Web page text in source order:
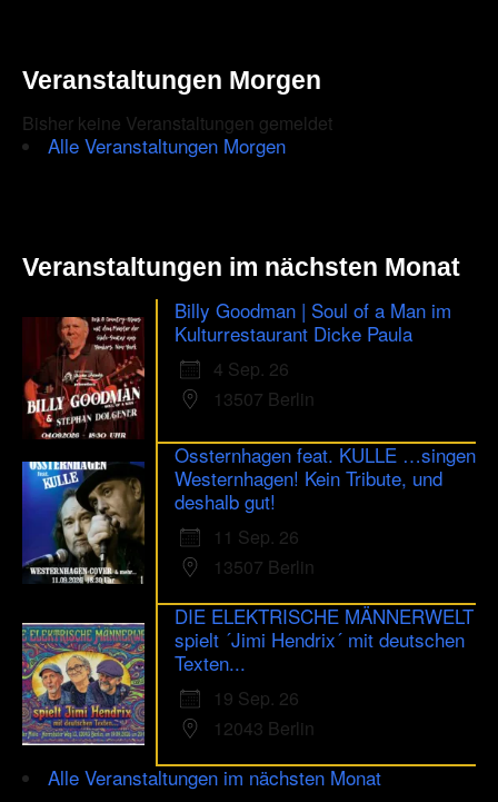
are
human.
Veranstaltungen Morgen
Bisher keine Veranstaltungen gemeldet
Alle Veranstaltungen Morgen
Veranstaltungen im nächsten Monat
Billy Goodman | Soul of a Man im
Kulturrestaurant Dicke Paula
4 Sep. 26
13507 Berlin
Ossternhagen feat. KULLE …singen
Westernhagen! Kein Tribute, und
deshalb gut!
11 Sep. 26
13507 Berlin
DIE ELEKTRISCHE MÄNNERWELT
spielt ´Jimi Hendrix´ mit deutschen
Texten...
19 Sep. 26
12043 Berlin
Alle Veranstaltungen im nächsten Monat